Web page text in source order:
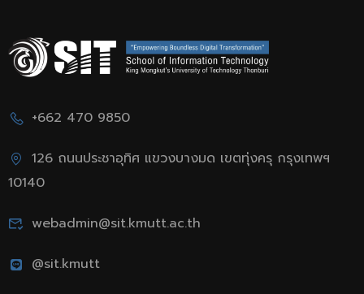
+662 470 9850
126 ถนนประชาอุทิศ แขวงบางมด เขตทุ่งครุ กรุงเทพฯ
10140
webadmin@sit.kmutt.ac.th
@sit.kmutt